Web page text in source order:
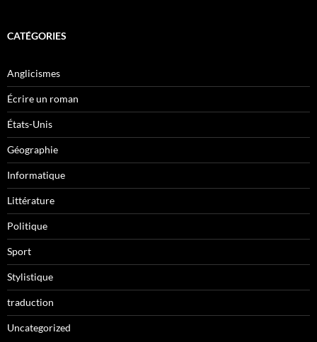
CATÉGORIES
Anglicismes
Écrire un roman
États-Unis
Géographie
Informatique
Littérature
Politique
Sport
Stylistique
traduction
Uncategorized